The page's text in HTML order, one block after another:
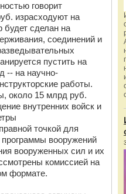
говорит
израсходуют на
будет сделан на
соединений и
пустить на
-- на научно-
работы.
около 15 млрд руб.
внутренних войск и
точкой для
вооружений
вооруженных сил и их
комиссией на
формате.